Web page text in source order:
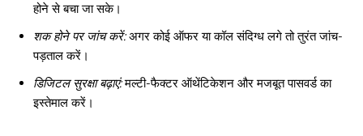
होने से बचा जा सके।
शक होने पर जांच करें:अगर कोई ऑफर या कॉल संदिग्ध लगे तो तुरंत जांच-
पड़ताल करें।
डिजिटल सुरक्षा बढ़ाएं:मल्टी-फैक्टर ऑथेंटिकेशन और मजबूत पासवर्ड का
इस्तेमाल करें।